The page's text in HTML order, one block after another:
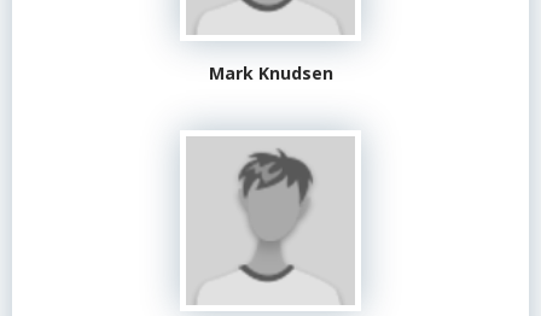
Mark Knudsen